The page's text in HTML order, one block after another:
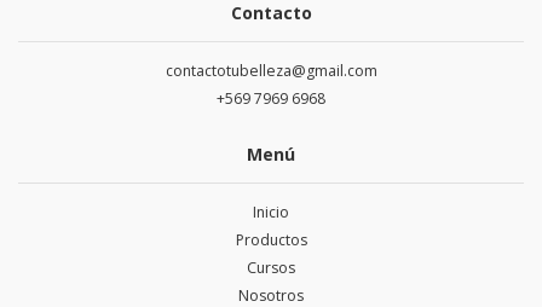
Contacto
contactotubelleza@gmail.com
+569 7969 6968
Menú
Inicio
Productos
Cursos
Nosotros